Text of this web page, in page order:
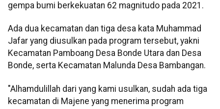
gempa bumi berkekuatan 62 magnitudo pada 2021.
Ada dua kecamatan dan tiga desa kata Muhammad
Jafar yang diusulkan pada program tersebut, yakni
Kecamatan Pamboang Desa Bonde Utara dan Desa
Bonde, serta Kecamatan Malunda Desa Bambangan.
"Alhamdulillah dari yang kami usulkan, sudah ada tiga
kecamatan di Majene yang menerima program